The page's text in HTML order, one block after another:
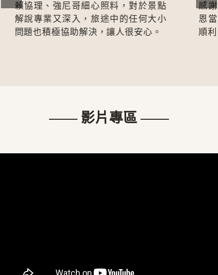
感謝領隊及當地導遊辛苦帶團，更感
恩當地司機在越式車陣中讓我們平安
順利，整體體驗都很棒！
—— 影片專區 ——